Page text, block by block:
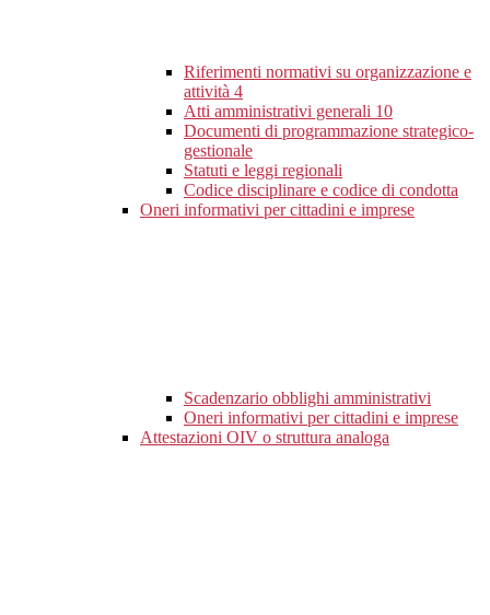
Riferimenti normativi su organizzazione e
attività 4
Atti amministrativi generali 10
Documenti di programmazione strategico-
gestionale
Statuti e leggi regionali
Codice disciplinare e codice di condotta
Oneri informativi per cittadini e imprese
Scadenzario obblighi amministrativi
Oneri informativi per cittadini e imprese
Attestazioni OIV o struttura analoga